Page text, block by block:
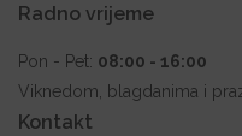
Radno vrijeme
Pon - Pet: 08:00 - 16:00
Viknedom, blagdanima i
Kontakt